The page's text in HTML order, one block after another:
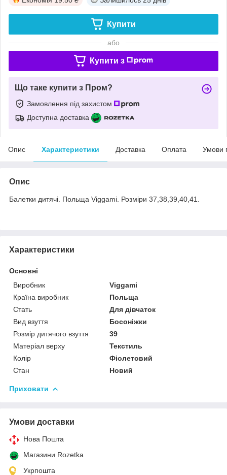
Купити
або
Купити з
Що таке купити з Пром?
Замовлення під захистом
Доступна доставка
Опис Характеристики Доставка Оплата Умови
Опис
Балетки дитячі. Польща Viggami. Розміри 37,38,39,40,41.
Характеристики
Основні
Виробник
Viggami
Країна виробник
Польща
Стать
Для дівчаток
Вид взуття
Босоніжки
Розмір дитячого взуття
39
Матеріал верху
Текстиль
Колір
Фіолетовий
Стан
Новий
Приховати
Умови доставки
Нова Пошта
Магазини Rozetka
Укрпошта